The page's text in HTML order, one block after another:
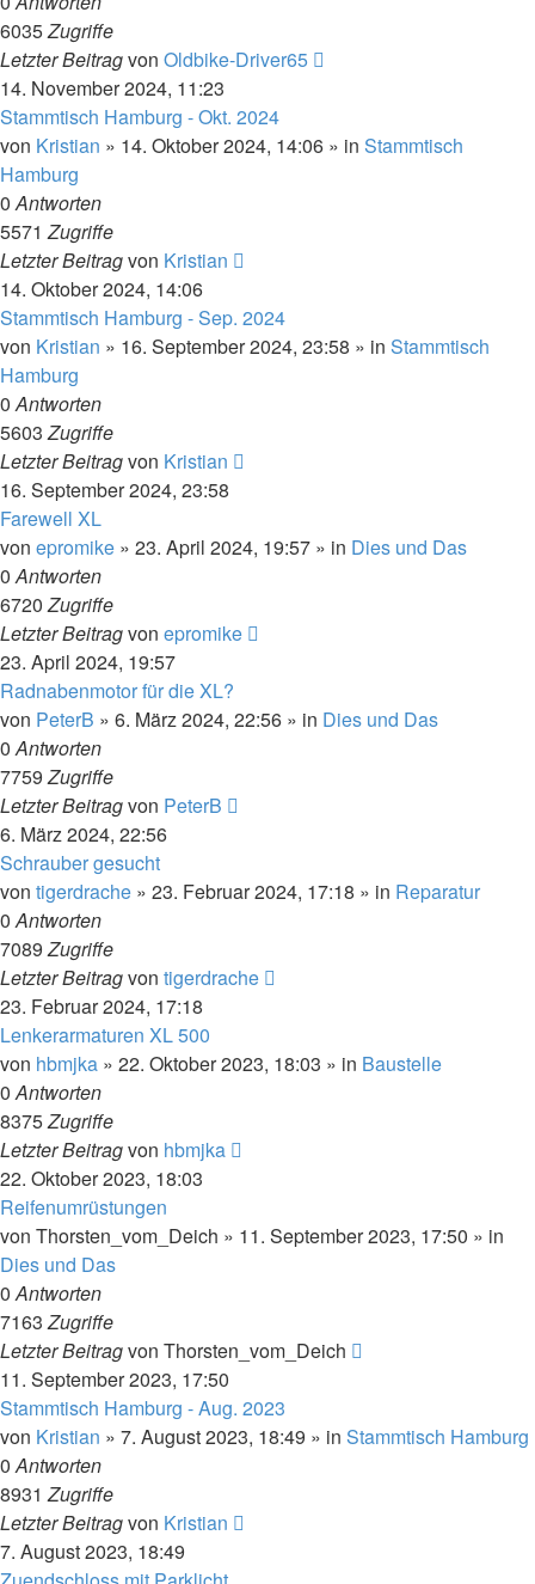
6035Zugriffe
Letzter Beitragvon Oldbike-Driver65
14. November 2024, 11:23
Stammtisch Hamburg - Okt. 2024
von Kristian » 14. Oktober 2024, 14:06 » in Stammtisch
Hamburg
0Antworten
5571Zugriffe
Letzter Beitragvon Kristian
14. Oktober 2024, 14:06
Stammtisch Hamburg - Sep. 2024
von Kristian » 16. September 2024, 23:58 » in Stammtisch
Hamburg
0Antworten
5603Zugriffe
Letzter Beitragvon Kristian
16. September 2024, 23:58
Farewell XL
von epromike » 23. April 2024, 19:57 » in Dies und Das
0Antworten
6720Zugriffe
Letzter Beitragvon epromike
23. April 2024, 19:57
Radnabenmotor für die XL?
von PeterB » 6. März 2024, 22:56 » in Dies und Das
0Antworten
7759Zugriffe
Letzter Beitragvon PeterB
6. März 2024, 22:56
Schrauber gesucht
von tigerdrache » 23. Februar 2024, 17:18 » in Reparatur
0Antworten
7089Zugriffe
Letzter Beitragvon tigerdrache
23. Februar 2024, 17:18
Lenkerarmaturen XL 500
von hbmjka » 22. Oktober 2023, 18:03 » in Baustelle
0Antworten
8375Zugriffe
Letzter Beitragvon hbmjka
22. Oktober 2023, 18:03
Reifenumrüstungen
von Thorsten_vom_Deich » 11. September 2023, 17:50 » in
Dies und Das
0Antworten
7163Zugriffe
Letzter Beitragvon Thorsten_vom_Deich
11. September 2023, 17:50
Stammtisch Hamburg - Aug. 2023
von Kristian » 7. August 2023, 18:49 » in Stammtisch Hamburg
0Antworten
8931Zugriffe
Letzter Beitragvon Kristian
7. August 2023, 18:49